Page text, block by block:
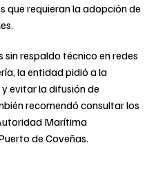
que requieran la adopción de
sin respaldo técnico en redes
la entidad pidió a la
evitar la difusión de
recomendó consultar los
Marítima
de Coveñas.